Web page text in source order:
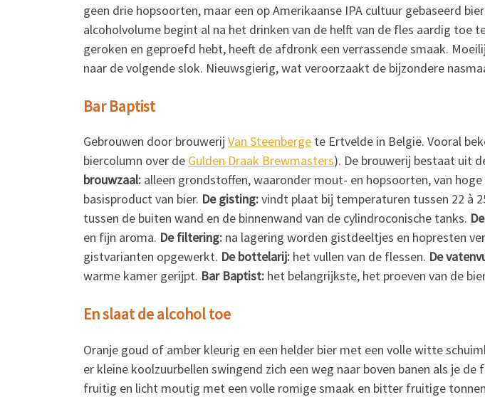
geen drie hopsoorten, maar een op Amerikaanse IPA cultuur gebaseerd
alcoholvolume begint al na het drinken van de helft van de fles aardig toe
geroken en geproefd hebt, heeft de afdronk een verrassende smaak.
naar de volgende slok. Nieuwsgierig, wat veroorzaakt de bijzondere
Bar Baptist
Gebrouwen door brouwerij Van Steenberge te Ertvelde in België. Vooral
biercolumn over de Gulden Draak Brewmasters). De brouwerij bestaat uit
brouwzaal: alleen grondstoffen, waaronder mout- en hopsoorten, van
basisproduct van bier. De gisting:vindt plaat bij temperaturen tussen 22 à
tussen de buiten wand en de binnenwand van de cylindroconische tanks.
en fijn aroma. De filtering: na lagering worden gistdeeltjes en hopresten
gistvarianten opgewerkt. De bottelarij: het vullen van de flessen. De
warme kamer gerijpt. Bar Baptist: het belangrijkste, het proeven van de
En slaat de alcohol toe
Oranje goud of amber kleurig en een helder bier met een volle witte
er kleine koolzuurbellen swingend zich een weg naar boven banen als je
fruitig en licht moutig met een volle romige smaak en bitter fruitige